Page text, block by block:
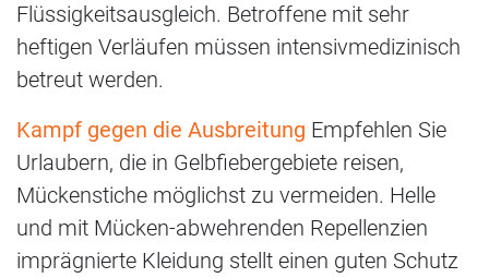
Flüssigkeitsausgleich. Betroffene mit sehr
heftigen Verläufen müssen intensivmedizinisch
betreut werden.
Kampf gegen die Ausbreitung Empfehlen Sie
Urlaubern, die in Gelbfiebergebiete reisen,
Mückenstiche möglichst zu vermeiden. Helle
und mit Mücken-abwehrenden Repellenzien
imprägnierte Kleidung stellt einen guten Schutz